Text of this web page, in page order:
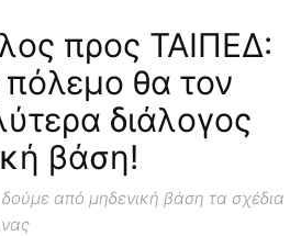
προς ΤΑΙΠΕΔ:
θα τον
διάλογος
βάση!
από μηδενική βάση τα σχέδια